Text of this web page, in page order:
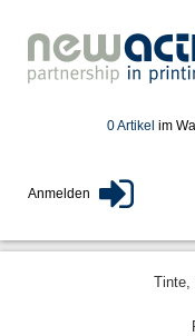
0 Artikel im
Anmelden
Tinte,